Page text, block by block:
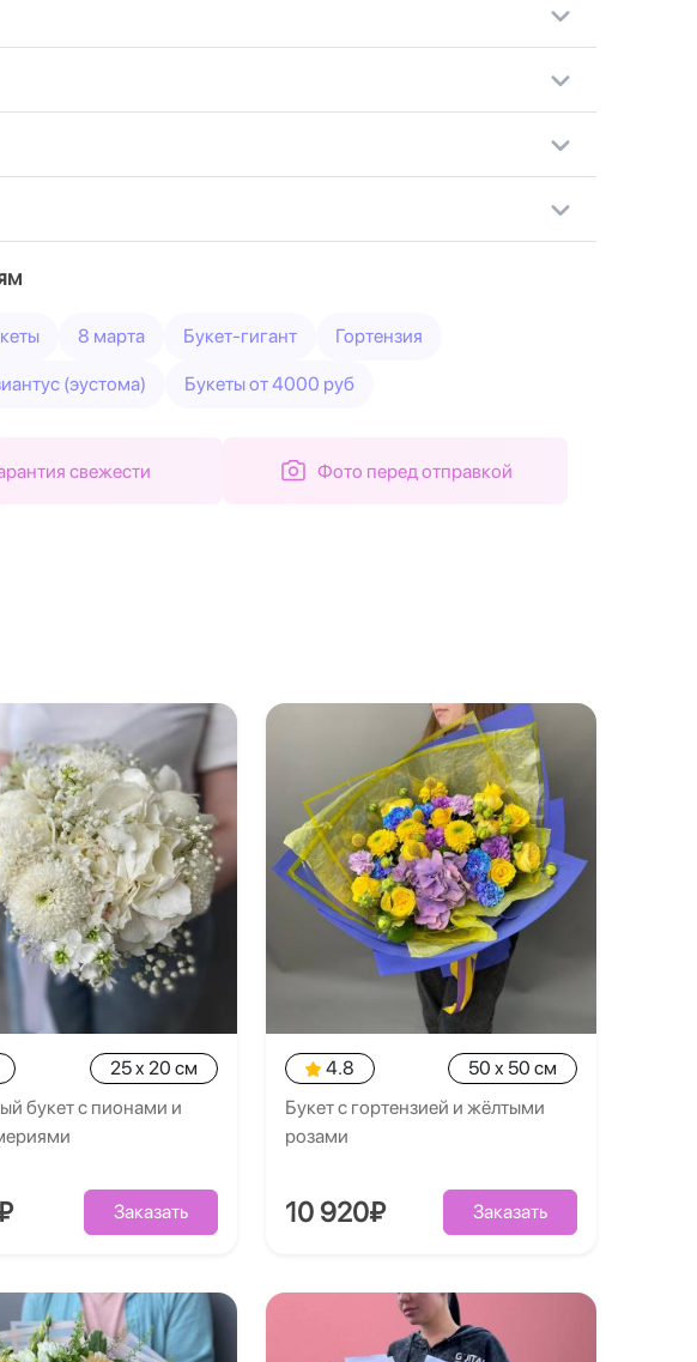
8 марта Букет-гигант Гортензия
(эустома) Букеты от 4000 руб
свежести Фото перед отправкой
25 x 20 см
букет с пионами и
Заказать
4.8
50 x 50 см
Букет с гортензией и жёлтыми
розами
10 920₽ Заказать